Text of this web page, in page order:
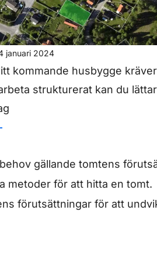
januari 2024
kommande husbygge
strukturerat kan du
gällande tomtens
metoder för att hitta en tomt.
förutsättningar för att